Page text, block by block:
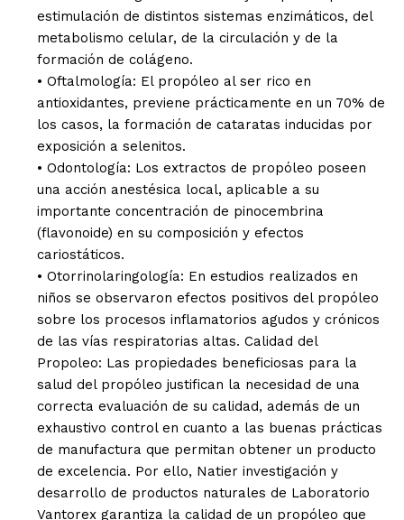
estimulación de distintos sistemas enzimáticos, del
metabolismo celular, de la circulación y de la
formación de colágeno.
• Oftalmología: El propóleo al ser rico en
antioxidantes, previene prácticamente en un 70% de
los casos, la formación de cataratas inducidas por
exposición a selenitos.
• Odontología: Los extractos de propóleo poseen
una acción anestésica local, aplicable a su
importante concentración de pinocembrina
(flavonoide) en su composición y efectos
cariostáticos.
• Otorrinolaringología: En estudios realizados en
niños se observaron efectos positivos del propóleo
sobre los procesos inflamatorios agudos y crónicos
de las vías respiratorias altas. Calidad del
Propoleo: Las propiedades beneficiosas para la
salud del propóleo justifican la necesidad de una
correcta evaluación de su calidad, además de un
exhaustivo control en cuanto a las buenas prácticas
de manufactura que permitan obtener un producto
de excelencia. Por ello, Natier investigación y
desarrollo de productos naturales de Laboratorio
Vantorex garantiza la calidad de un propóleo que